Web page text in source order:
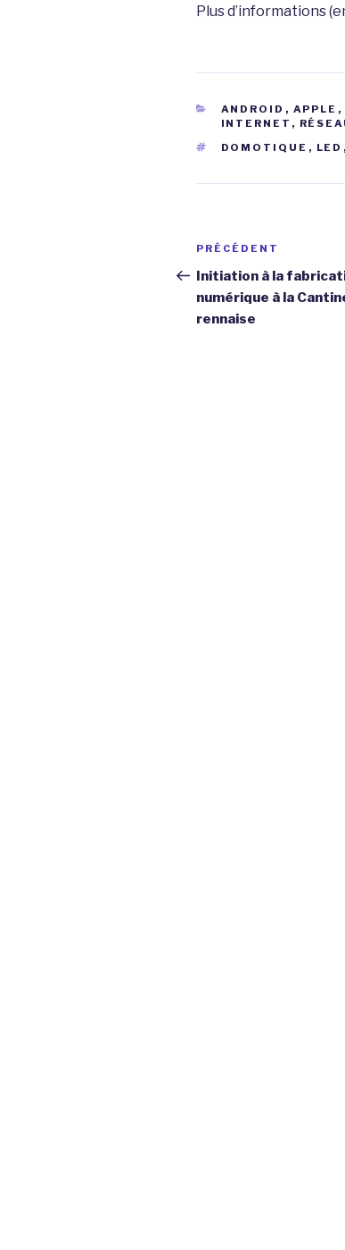
Plus d’informations
CATÉGORIES
ANDROID , APPLE ,
INTERNET ,
ÉTIQUETTES
DOMOTIQUE , LED ,
Navigation
de
l’article
Article
précédent
PRÉCÉDENT
Initiation à la
numérique à la
rennaise